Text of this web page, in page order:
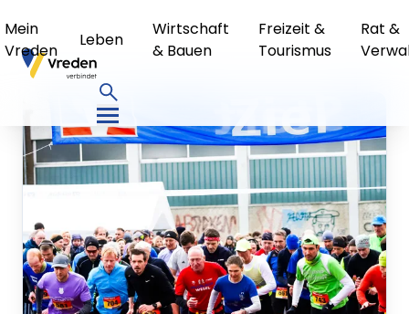
Mein
Vreden
Leben
Wirtschaft
& Bauen
Freizeit &
Tourismus
Rat &